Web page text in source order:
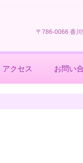
〒786-0066 香
アクセス お問い